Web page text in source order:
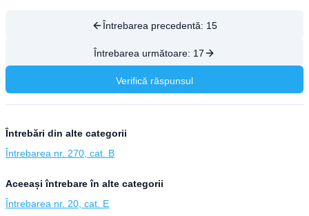
Întrebarea precedentă: 15
Întrebarea următoare: 17
Verifică răspunsul
Întrebări din alte categorii
Întrebarea nr. 270, cat. B
Aceeași întrebare în alte categorii
Întrebarea nr. 20, cat. E